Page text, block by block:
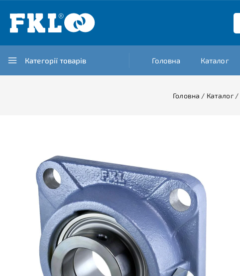
Категорії товарів Головна Каталог
Головна / Каталог /